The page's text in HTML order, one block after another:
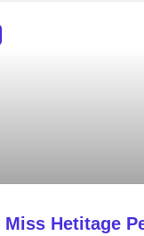
Miss Hetitage